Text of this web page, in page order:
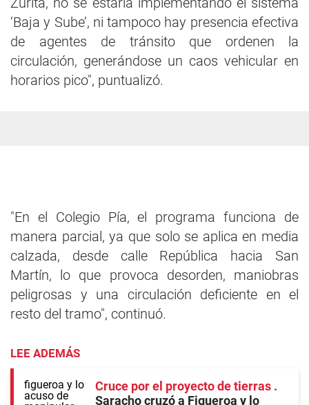
‘Baja y Sube’, ni tampoco hay presencia efectiva
de agentes de tránsito que ordenen la
circulación, generándose un caos vehicular en
horarios pico", puntualizó.
"En el Colegio Pía, el programa funciona de
manera parcial, ya que solo se aplica en media
calzada, desde calle República hacia San
Martín, lo que provoca desorden, maniobras
peligrosas y una circulación deficiente en el
resto del tramo", continuó.
LEE ADEMÁS
Cruce por el proyecto de tierras
Saracho cruzó a Figueroa y lo